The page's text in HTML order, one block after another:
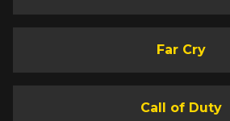
Far Cry
Call of Duty